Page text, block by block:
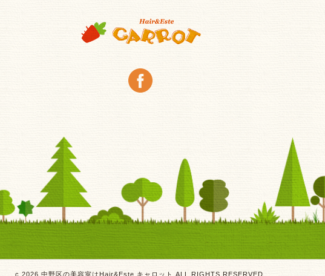
c 2026 中野区の美容室はHair&Este キャロット ALL RIGHTS RESERVED.